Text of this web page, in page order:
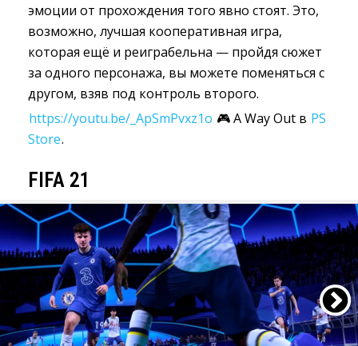
эмоции от прохождения того явно стоят. Это,
возможно, лучшая кооперативная игра,
которая ещё и реиграбельна — пройдя сюжет
за одного персонажа, вы можете поменяться с
другом, взяв под контроль второго.
https://youtu.be/_ApSmPvxz1o 🎮 A Way Out в PS
Store.
FIFA 21